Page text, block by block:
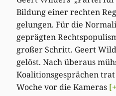
Bildung einer rechten
gelungen. Für die
geprägten
großer Schritt. Geert
gelöst. Nach überaus
Koalitionsgesprächen
Woche vor die Kameras